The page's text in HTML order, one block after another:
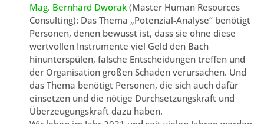
Mag. Bernhard Dworak (Master Human Resources
Consulting): Das Thema „Potenzial-Analyse“ benötigt
Personen, denen bewusst ist, dass sie ohne diese
wertvollen Instrumente viel Geld den Bach
hinunterspülen, falsche Entscheidungen treffen und
der Organisation großen Schaden verursachen. Und
das Thema benötigt Personen, die sich auch dafür
einsetzen und die nötige Durchsetzungskraft und
Überzeugungskraft dazu haben.